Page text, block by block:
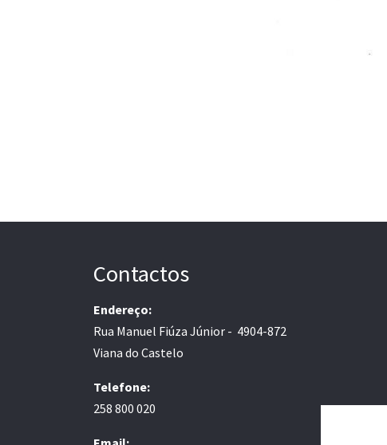
Contactos
Endereço:
Rua Manuel Fiúza Júnior - 4904-872
Viana do Castelo
Telefone:
258 800 020